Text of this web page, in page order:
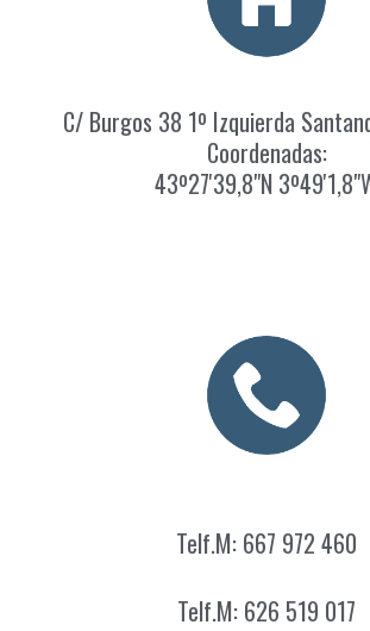
C/ Burgos 38 1º Izquierda
Coordenadas:
43º27'39,8"N
Telf.M: 667 972 460
Telf.M: 626 519 017